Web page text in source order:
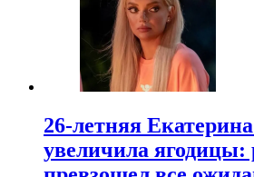
26-летняя
увеличила ягодицы: